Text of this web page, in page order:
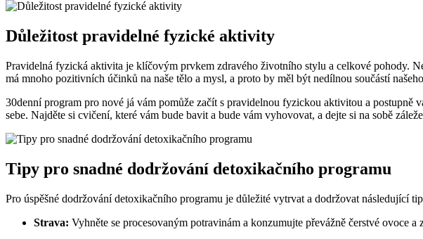
Důležitost pravidelné fyzické aktivity
Pravidelná fyzická aktivita je klíčovým prvkem zdravého životního stylu a celkové pohody.
má mnoho pozitivních účinků na naše tělo a mysl, a proto by měl být nedílnou součástí
30denní program pro nové já vám pomůže začít s pravidelnou fyzickou aktivitou a
sebe. Najděte si cvičení, které vám bude bavit a bude vám vyhovovat, a dejte si na sobě
Tipy pro snadné dodržování detoxikačního programu
Pro úspěšné dodržování detoxikačního programu je důležité vytrvat a dodržovat následující
Strava: Vyhněte se procesovaným potravinám a konzumujte převážně čerstvé ovoce